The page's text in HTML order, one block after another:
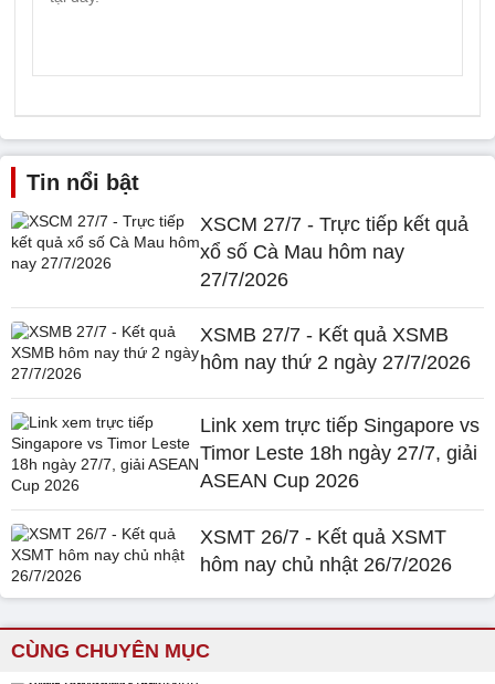
Tin nổi bật
XSCM 27/7 - Trực tiếp kết quả
xổ số Cà Mau hôm nay
27/7/2026
XSMB 27/7 - Kết quả XSMB
hôm nay thứ 2 ngày 27/7/2026
Link xem trực tiếp Singapore vs
Timor Leste 18h ngày 27/7, giải
ASEAN Cup 2026
XSMT 26/7 - Kết quả XSMT
hôm nay chủ nhật 26/7/2026
CÙNG CHUYÊN MỤC